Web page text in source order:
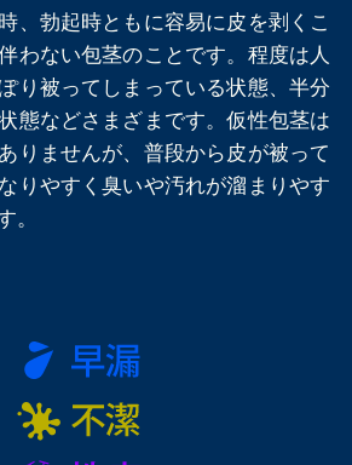
、勃起時ともに容易に皮を剥くこ
わない包茎のことです。程度は人
り被ってしまっている状態、半分
態などさまざまです。仮性包茎は
りませんが、普段から皮が被って
りやすく臭いや汚れが溜まりやす
。